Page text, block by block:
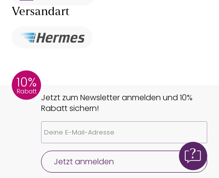
Versandart
10%
Rabatt
Jetzt zum Newsletter anmelden und 10%
Rabatt sichern!
Jetzt anmelden